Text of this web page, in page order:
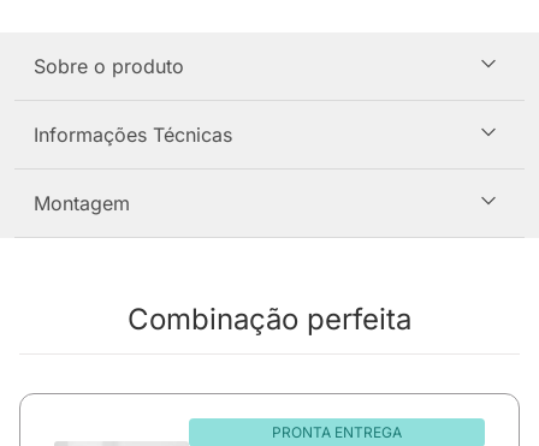
Sobre o produto
Informações Técnicas
Montagem
Combinação perfeita
PRONTA ENTREGA